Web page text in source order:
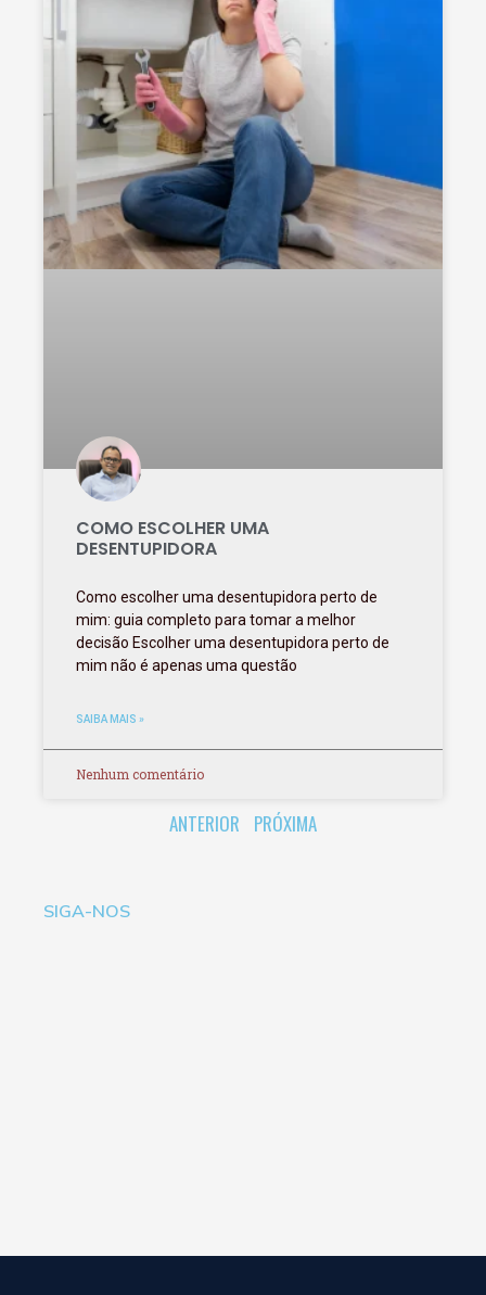
COMO ESCOLHER UMA
DESENTUPIDORA
Como escolher uma desentupidora perto de
mim: guia completo para tomar a melhor
decisão Escolher uma desentupidora perto de
mim não é apenas uma questão
SAIBA MAIS »
Nenhum comentário
ANTERIOR PRÓXIMA
SIGA-NOS